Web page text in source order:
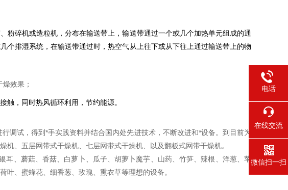
粉碎机或造粒机，分布在输送带上，输送带通过一个或几个加热单元组成的通
个排湿系统，在输送带通过时，热空气从上往下或从下往上通过输送带上的物
燥效果；
触，同时热风循环利用，节约能源。
调试，得到*手实践资料并结合国内处先进技术，不断改进和*设备。到目前为
、五层网带式干燥机、七层网带式干燥机、以及翻板式网带干燥机。
、蘑菇、香菇、白萝卜、瓜子、胡萝卜魔芋、山药、竹笋、辣根、洋葱、苹
、蜜蜂花、细香葱、玫瑰、熏衣草等理想的设备。
电话
在线交流
微信扫一扫